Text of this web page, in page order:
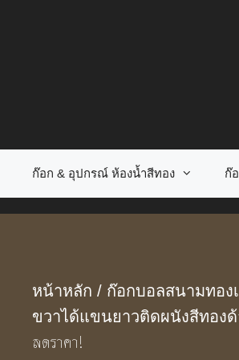
ก๊อก & อุปกรณ์ ห้องน้ำสีทอง ก๊
หน้าหลัก / ก๊อกบอลสนามทอง
ขวาได้แขนยาวติดผนังสีทองด้
ลดราคา!